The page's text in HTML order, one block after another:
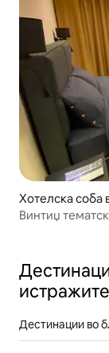
Хотелска соба
Винтиџ
истражите
Дестинации во